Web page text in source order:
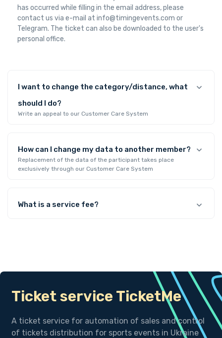
has occurred while filling in the email address, please
contact us via e-mail at info@timingevents.com or
Telegram. The ticket can also be downloaded to the user's
personal office.
I want to change the category/distance, what
should I do?
Write an appeal to our Customer Care System
How can I change my data to another member?
Replacement of the data of the participant takes place
exclusively through our Customer Care System
What is a service fee?
Ticket service TicketMe
A ticket service for automation of sales and control
of tickets distribution for sports events in Ukraine